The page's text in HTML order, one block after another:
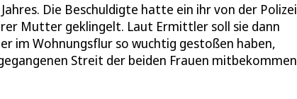
Die Beschuldigte hatte ein ihr von der Polizei
Mutter geklingelt. Laut Ermittler soll sie dann
im Wohnungsflur so wuchtig gestoßen haben,
Streit der beiden Frauen mitbekommen